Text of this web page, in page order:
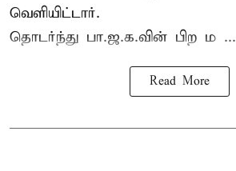
வெளியிட்டார்.
தொடர்ந்து பா.ஜ.க.வின் பிற ம ...
Read More